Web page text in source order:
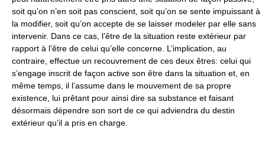
soit qu’on n’en soit pas conscient, soit qu’on se sente impuissant à
la modifier, soit qu’on accepte de se laisser modeler par elle sans
intervenir. Dans ce cas, l’être de la situation reste extérieur par
rapport à l’être de celui qu’elle concerne. L’implication, au
contraire, effectue un recouvrement de ces deux êtres: celui qui
s’engage inscrit de façon active son être dans la situation et, en
même temps, il l’assume dans le mouvement de sa propre
existence, lui prêtant pour ainsi dire sa substance et faisant
désormais dépendre son sort de ce qui adviendra du destin
extérieur qu’il a pris en charge.